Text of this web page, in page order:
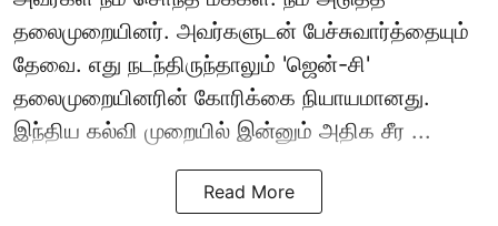
தலைமுறையினர். அவர்களுடன் பேச்சுவார்த்தையும்
தேவை. எது நடந்திருந்தாலும் 'ஜென்-சி'
தலைமுறையினரின் கோரிக்கை நியாயமானது.
இந்திய கல்வி முறையில் இன்னும் அதிக சீர ...
Read More